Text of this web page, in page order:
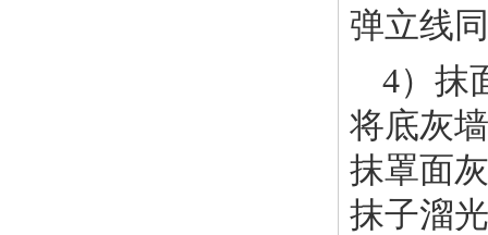
弹立线
4）抹
将底灰
抹罩面
抹子溜